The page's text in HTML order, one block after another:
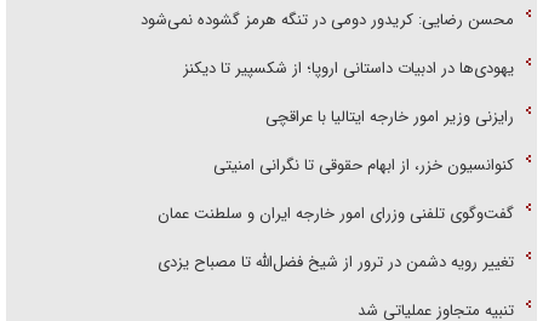
محسن رضایی: کریدور دومی در تنگه هرمز گشوده نمی‌شود
یهودی‌ها در ادبیات داستانی اروپا؛ از شکسپیر تا دیکنز
رایزنی وزیر امور خارجه ایتالیا با عراقچی
کنوانسیون خزر، از ابهام حقوقی تا نگرانی امنیتی
گفت‌وگوی تلفنی وزرای امور خارجه ایران و سلطنت عمان
تغییر رویه دشمن در ترور از شیخ فضل‌الله تا مصباح یزدی
تنبیه متجاوز عملیاتی شد